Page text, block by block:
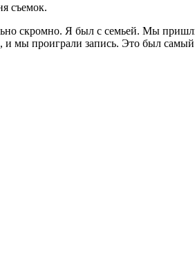
съемок.
скромно. Я был с семьей. Мы
и мы проиграли запись. Это был